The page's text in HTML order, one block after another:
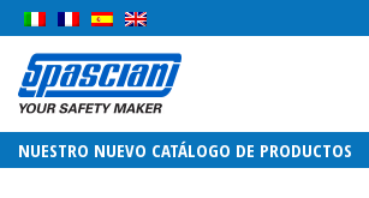
NUESTRO NUEVO CATÁLOGO DE PRODUCTOS